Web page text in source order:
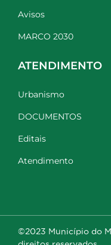
Avisos
MARCO 2030
ATENDIMENTO
Urbanismo
DOCUMENTOS
Editais
Atendimento
©2023 Município do